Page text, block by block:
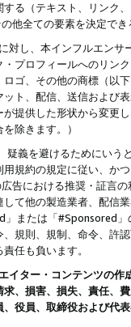
る（テキスト、リンク
他全ての要素を決定で
し、本インフルエンサ
プロフィールへのリン
ゴ、その他の商標（以
ト、配信、送信および
提供した形状から変更
除きます。）
義を避けるためにいう
規約の規定に従い、か
告における推奨・証言
て他の製造業者、配信
または「#Sponsored
規則、規制、命令、許
任も負います。
イター・コンテンツの
、損害、損失、責任、
役員、取締役および代